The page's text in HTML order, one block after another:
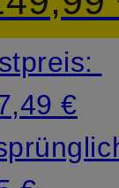
€